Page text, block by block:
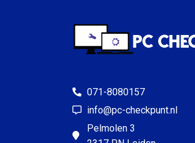
071-8080157
info@pc-checkpunt.nl
Pelmolen 3